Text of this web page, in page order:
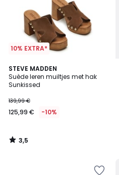
10% EXTRA*
STEVE MADDEN
Suède leren muiltjes met hak
Sunkissed
139,99 €
125,99 € -10%
3,5
/ 5
3,5
/